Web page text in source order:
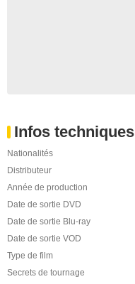
Infos techniques
Nationalités
Distributeur
Année de production
Date de sortie DVD
Date de sortie Blu-ray
Date de sortie VOD
Type de film
Secrets de tournage